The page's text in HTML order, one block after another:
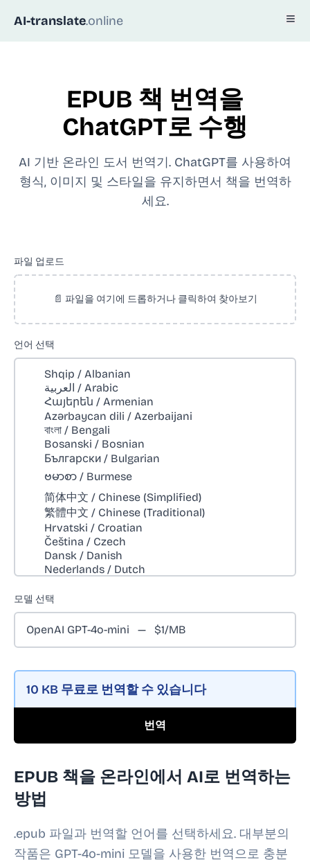
AI-translate.online
EPUB 책 번역을
ChatGPT로 수행
AI 기반 온라인 도서 번역기. ChatGPT를 사용하여
형식, 이미지 및 스타일을 유지하면서 책을 번역하
세요.
파일 업로드
📄 파일을 여기에 드롭하거나 클릭하여 찾아보기
언어 선택
모델 선택
10 KB 무료로 번역할 수 있습니다
번역
EPUB 책을 온라인에서 AI로 번역하는
방법
.epub 파일과 번역할 언어를 선택하세요. 대부분의
작품은 GPT-4o-mini 모델을 사용한 번역으로 충분